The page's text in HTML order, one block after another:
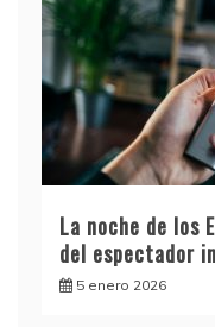
La noche de los
del espectador
5 enero 2026